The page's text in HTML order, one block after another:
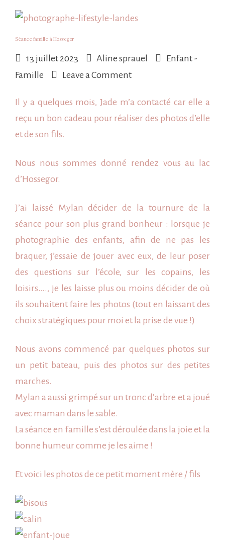
Séance famille à Hossegor
13 juillet 2023 Aline sprauel
Enfant -
Famille
Leave a Commenton
famille
à
Il y a quelques mois, Jade m’a contacté car elle a
reçu un bon cadeau pour réaliser des photos d’elle
et de son fils.
Nous nous sommes donné rendez vous au
lac
d’Hossegor.
J’ai laissé Mylan décider de la tournure de la
séance pour son plus grand bonheur : lorsque je
photographie des enfants, afin de ne pas les
braquer, j’essaie de jouer avec eux, de leur poser
des questions sur l’école, sur les copains, les
loisirs…., je les laisse plus ou moins décider de où
ils souhaitent faire les photos (tout en laissant des
choix stratégiques pour moi et la prise de vue !)
Nous avons commencé par quelques photos sur
un petit bateau, puis des photos sur des petites
marches.
Mylan a aussi grimpé sur un tronc d’arbre et a joué
avec maman dans le sable.
La séance en famille s’est déroulée dans la joie et la
bonne humeur comme je les aime !
Et voici les photos de ce petit moment mère / fils